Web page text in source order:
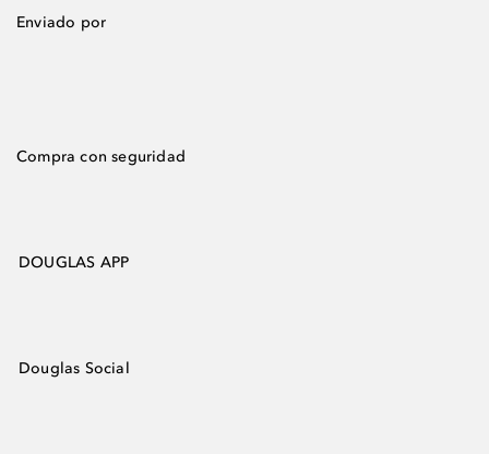
Enviado por
Compra con seguridad
DOUGLAS APP
Douglas Social